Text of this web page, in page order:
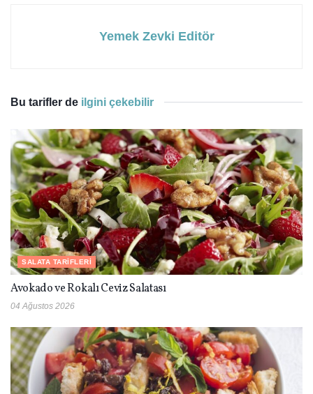
Yemek Zevki Editör
Bu tarifler de ilgini çekebilir
SALATA TARIFLERI
Avokado ve Rokalı Ceviz Salatası
04 Ağustos 2026